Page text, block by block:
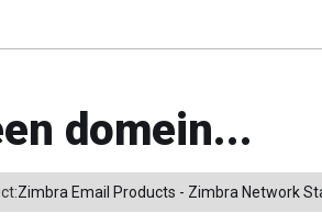
domein...
Zimbra Email Products - Zimbra Network